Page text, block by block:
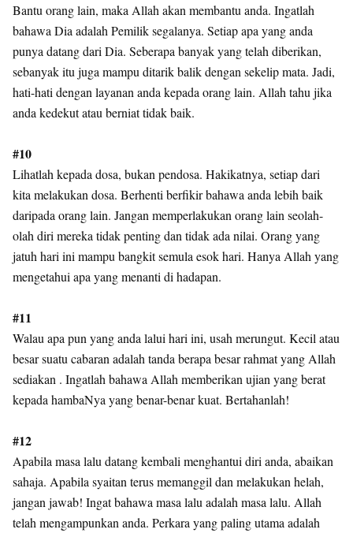
Bantu orang lain, maka Allah akan membantu anda. Ingatlah
bahawa Dia adalah Pemilik segalanya. Setiap apa yang anda
punya datang dari Dia. Seberapa banyak yang telah diberikan,
sebanyak itu juga mampu ditarik balik dengan sekelip mata. Jadi,
hati-hati dengan layanan anda kepada orang lain. Allah tahu jika
anda kedekut atau berniat tidak baik.
#10
Lihatlah kepada dosa, bukan pendosa. Hakikatnya, setiap dari
kita melakukan dosa. Berhenti berfikir bahawa anda lebih baik
daripada orang lain. Jangan memperlakukan orang lain seolah-
olah diri mereka tidak penting dan tidak ada nilai. Orang yang
jatuh hari ini mampu bangkit semula esok hari. Hanya Allah yang
mengetahui apa yang menanti di hadapan.
#11
Walau apa pun yang anda lalui hari ini, usah merungut. Kecil atau
besar suatu cabaran adalah tanda berapa besar rahmat yang Allah
sediakan . Ingatlah bahawa Allah memberikan ujian yang berat
kepada hambaNya yang benar-benar kuat. Bertahanlah!
#12
Apabila masa lalu datang kembali menghantui diri anda, abaikan
sahaja. Apabila syaitan terus memanggil dan melakukan helah,
jangan jawab! Ingat bahawa masa lalu adalah masa lalu. Allah
telah mengampunkan anda. Perkara yang paling utama adalah